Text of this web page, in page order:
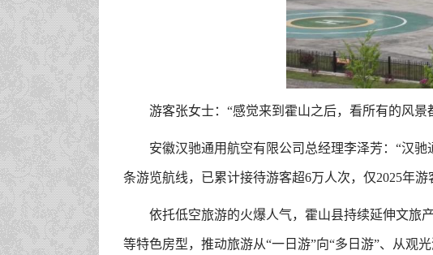
游客张女士：“感觉来到霍山之后，看所有的风
安徽汉驰通用航空有限公司总经理李泽芳：“汉
条游览航线，已累计接待游客超6万人次，仅2025年
依托低空旅游的火爆人气，霍山县持续延伸文旅
等特色房型，推动旅游从“一日游”向“多日游”、从观